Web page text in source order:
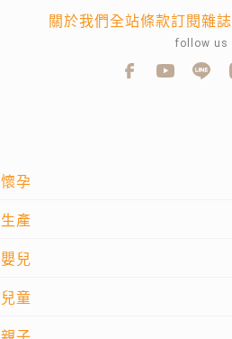
懷孕
生產
嬰兒
兒童
關於我們全站條款訂閱雜誌
follow us